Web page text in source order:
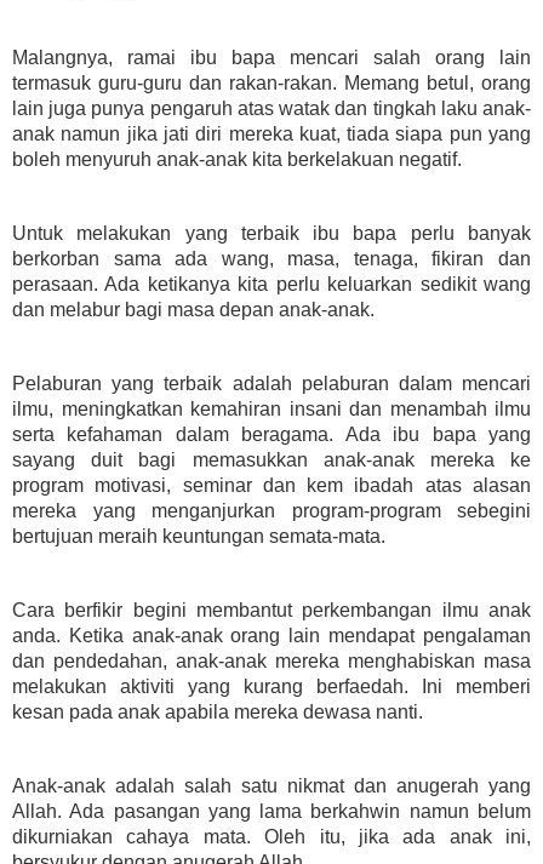
Malangnya, ramai ibu bapa mencari salah orang lain
termasuk guru-guru dan rakan-rakan. Memang betul, orang
lain juga punya pengaruh atas watak dan tingkah laku anak-
anak namun jika jati diri mereka kuat, tiada siapa pun yang
boleh menyuruh anak-anak kita berkelakuan negatif.
Untuk melakukan yang terbaik ibu bapa perlu banyak
berkorban sama ada wang, masa, tenaga, fikiran dan
perasaan. Ada ketikanya kita perlu keluarkan sedikit wang
dan melabur bagi masa depan anak-anak.
Pelaburan yang terbaik adalah pelaburan dalam mencari
ilmu, meningkatkan kemahiran insani dan menambah ilmu
serta kefahaman dalam beragama. Ada ibu bapa yang
sayang duit bagi memasukkan anak-anak mereka ke
program motivasi, seminar dan kem ibadah atas alasan
mereka yang menganjurkan program-program sebegini
bertujuan meraih keuntungan semata-mata.
Cara berfikir begini membantut perkembangan ilmu anak
anda. Ketika anak-anak orang lain mendapat pengalaman
dan pendedahan, anak-anak mereka menghabiskan masa
melakukan aktiviti yang kurang berfaedah. Ini memberi
kesan pada anak apabila mereka dewasa nanti.
Anak-anak adalah salah satu nikmat dan anugerah yang
Allah. Ada pasangan yang lama berkahwin namun belum
dikurniakan cahaya mata. Oleh itu, jika ada anak ini,